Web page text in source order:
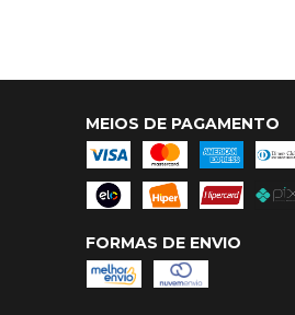
MEIOS DE PAGAMENTO
FORMAS DE ENVIO